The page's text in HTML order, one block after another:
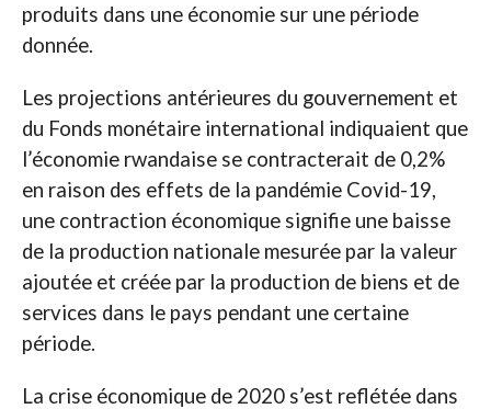
produits dans une économie sur une période
donnée.
Les projections antérieures du gouvernement et
du Fonds monétaire international indiquaient que
l’économie rwandaise se contracterait de 0,2%
en raison des effets de la pandémie Covid-19,
une contraction économique signifie une baisse
de la production nationale mesurée par la valeur
ajoutée et créée par la production de biens et de
services dans le pays pendant une certaine
période.
La crise économique de 2020 s’est reflétée dans